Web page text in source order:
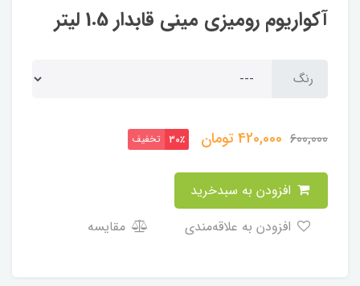
آکواریوم رومیزی مینی قابدار 1.5 لیتر
رنگ
600,000
420,000تومان 30٪ تخفیف
مقایسه